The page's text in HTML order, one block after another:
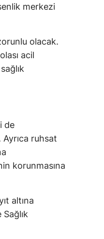
merkezi
olacak.
acil
de
Ayrıca ruhsat
korunmasına
altına